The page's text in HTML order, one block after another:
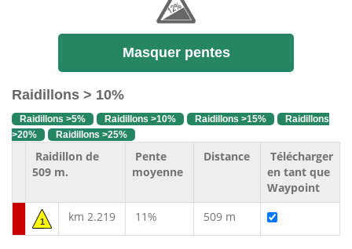
Masquer pentes
Raidillons > 10%
Raidillons >5% Raidillons >10% Raidillons >15%
Raidillons
>20%
Raidillons >25%
Raidillon de
509 m.
Pente
moyenne
Distance
Télécharger
en tant que
Waypoint
1 km 2.219 11% 509 m